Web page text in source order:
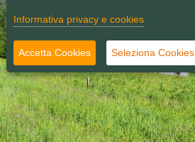
Informativa privacy e cookies
Accetta Cookies Seleziona Cookies